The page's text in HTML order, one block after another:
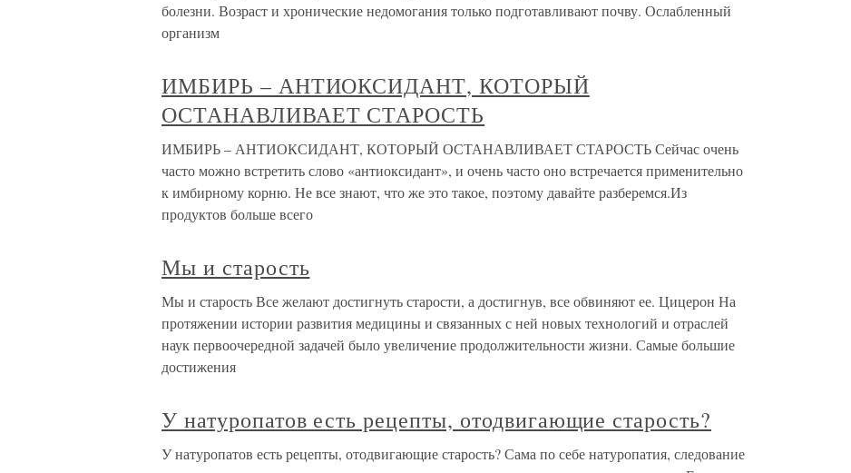
болезни. Возраст и хронические недомогания только подготавливают почву. Ослабленный
организм
ИМБИРЬ – АНТИОКСИДАНТ, КОТОРЫЙ
ОСТАНАВЛИВАЕТ СТАРОСТЬ
ИМБИРЬ – АНТИОКСИДАНТ, КОТОРЫЙ ОСТАНАВЛИВАЕТ СТАРОСТЬ Сейчас очень
часто можно встретить слово «антиоксидант», и очень часто оно встречается применительно
к имбирному корню. Не все знают, что же это такое, поэтому давайте разберемся.Из
продуктов больше всего
Мы и старость
Мы и старость Все желают достигнуть старости, а достигнув, все обвиняют ее. Цицерон На
протяжении истории развития медицины и связанных с ней новых технологий и отраслей
наук первоочередной задачей было увеличение продолжительности жизни. Самые большие
достижения
У натуропатов есть рецепты, отодвигающие старость?
У натуропатов есть рецепты, отодвигающие старость? Сама по себе натуропатия, следование